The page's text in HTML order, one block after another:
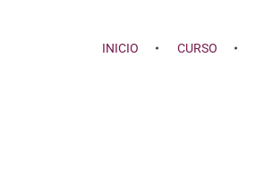
INICIO CURSO